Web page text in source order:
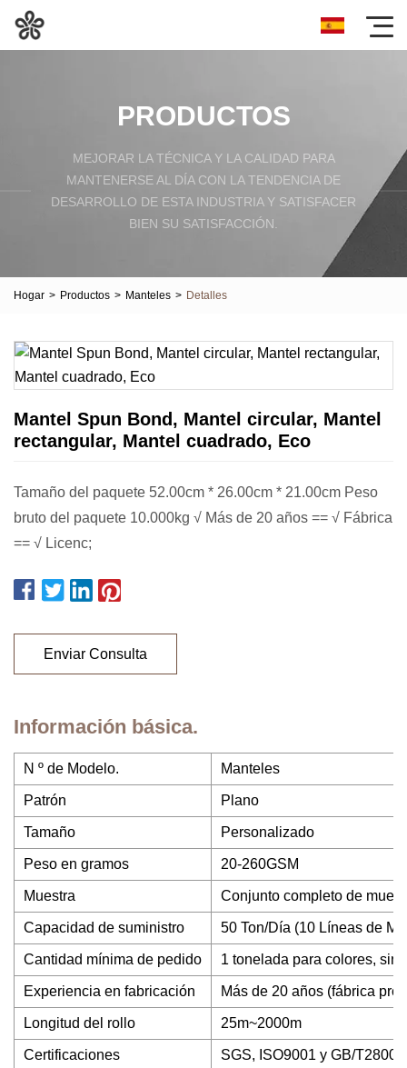
PRODUCTOS
MEJORAR LA TÉCNICA Y LA CALIDAD PARA
MANTENERSE AL DÍA CON LA TENDENCIA DE
DESARROLLO DE ESTA INDUSTRIA Y SATISFACER
BIEN SU SATISFACCIÓN.
Hogar > Productos > Manteles > Detalles
Mantel Spun Bond, Mantel circular, Mantel
rectangular, Mantel cuadrado, Eco
Tamaño del paquete 52.00cm * 26.00cm * 21.00cm Peso
bruto del paquete 10.000kg √ Más de 20 años == √ Fábrica
== √ Licenc;
Enviar Consulta
Información básica.
N º de Modelo. Manteles
Patrón Plano
Tamaño Personalizado
Peso en gramos 20-260GSM
Muestra Conjunto completo de
Capacidad de suministro 50 Ton/Día (10 Líneas de
Cantidad mínima de pedido 1 tonelada para colores, sin
Experiencia en fabricación Más de 20 años (fábrica
Longitud del rollo 25m~2000m
Certificaciones SGS, ISO9001 y GB/